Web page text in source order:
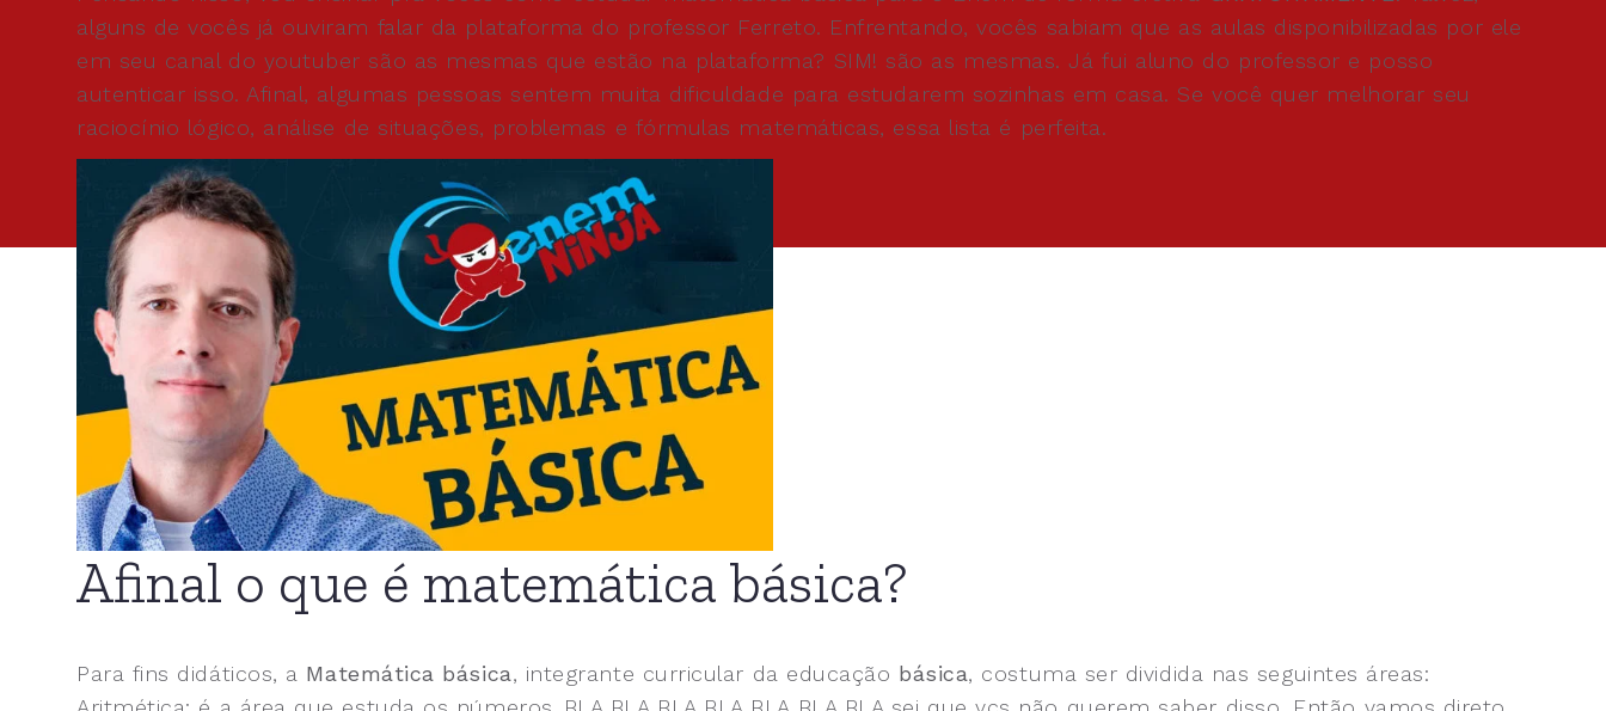
alguns de vocês já ouviram falar da plataforma do professor Ferreto. Enfrentando, vocês sabiam que as aulas disponibilizadas por ele
em seu canal do youtuber são as mesmas que estão na plataforma? SIM! são as mesmas. Já fui aluno do professor e posso
autenticar isso. Afinal, algumas pessoas sentem muita dificuldade para estudarem sozinhas em casa. Se você quer melhorar seu
raciocínio lógico, análise de situações, problemas e fórmulas matemáticas, essa lista é perfeita.
Afinal o que é matemática básica?
Para fins didáticos, a Matemática básica, integrante curricular da educação básica, costuma ser dividida nas seguintes áreas: